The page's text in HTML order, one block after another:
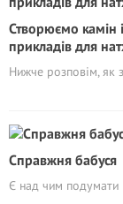
Створюємо камін
прикладів для
Нижче розповім, як
Справжня бабуся
Є над чим подумати